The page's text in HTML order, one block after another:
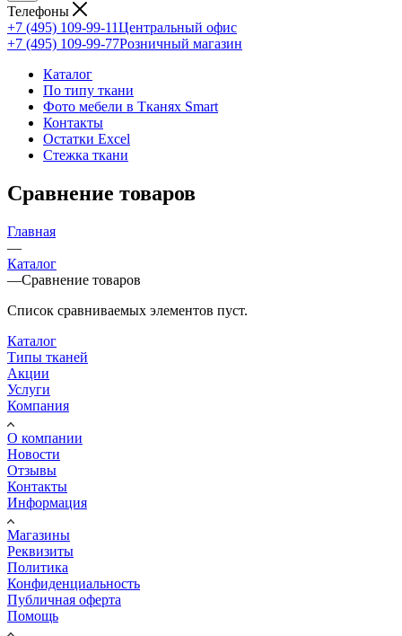
Телефоны
+7 (495) 109-99-11Центральный офис
+7 (495) 109-99-77Розничный магазин
Каталог
По типу ткани
Фото мебели в Тканях Smart
Контакты
Остатки Excel
Стежка ткани
Сравнение товаров
Главная
—
Каталог
—Сравнение товаров
Список сравниваемых элементов пуст.
Каталог
Типы тканей
Акции
Услуги
Компания
О компании
Новости
Отзывы
Контакты
Информация
Магазины
Реквизиты
Политика
Конфиденциальность
Публичная оферта
Помощь